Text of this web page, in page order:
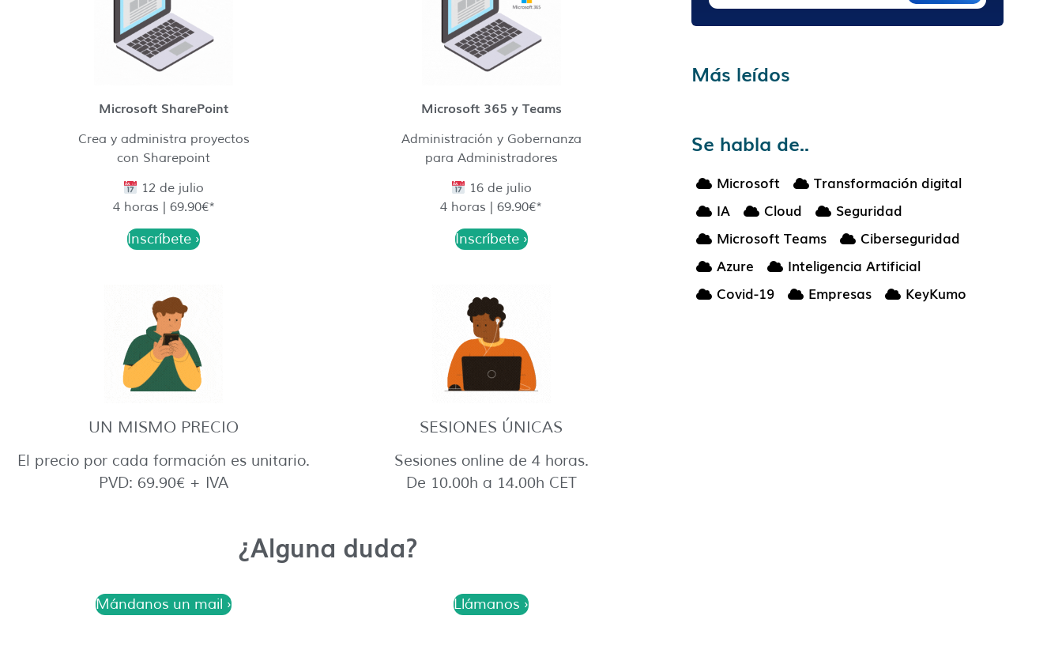
Microsoft SharePoint
Crea y administra proyectos
con Sharepoint
12 de julio
4 horas | 69.90€*
Inscríbete ›
Microsoft 365 y Teams
Administración y Gobernanza
para Administradores
16 de julio
4 horas | 69.90€*
Inscríbete ›
UN MISMO PRECIO
El precio por cada formación es unitario.
PVD: 69.90€ + IVA
SESIONES ÚNICAS
Sesiones online de 4 horas.
De 10.00h a 14.00h CET
¿Alguna duda?
Mándanos un mail › Llámanos ›
Más leídos
Se habla de..
Microsoft
Transformación digital
IA
Cloud
Seguridad
Microsoft Teams
Ciberseguridad
Azure
Inteligencia Artificial
Covid-19
Empresas KeyKumo